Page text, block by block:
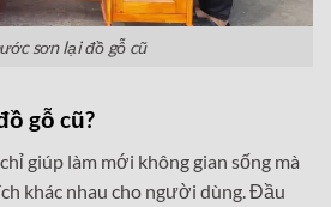
sơn lại đồ gỗ cũ
gỗ cũ?
giúp làm mới không gian sống mà
khác nhau cho người dùng. Đầu